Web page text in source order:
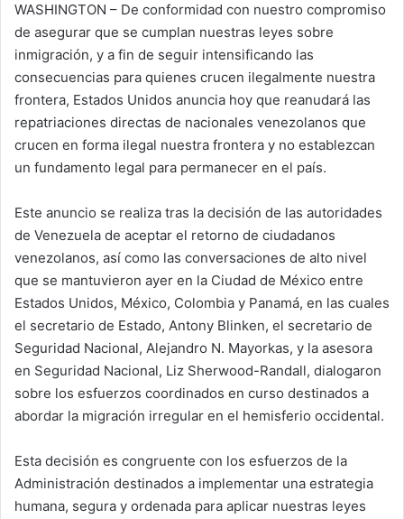
WASHINGTON – De conformidad con nuestro compromiso
de asegurar que se cumplan nuestras leyes sobre
inmigración, y a fin de seguir intensificando las
consecuencias para quienes crucen ilegalmente nuestra
frontera, Estados Unidos anuncia hoy que reanudará las
repatriaciones directas de nacionales venezolanos que
crucen en forma ilegal nuestra frontera y no establezcan
un fundamento legal para permanecer en el país.
Este anuncio se realiza tras la decisión de las autoridades
de Venezuela de aceptar el retorno de ciudadanos
venezolanos, así como las conversaciones de alto nivel
que se mantuvieron ayer en la Ciudad de México entre
Estados Unidos, México, Colombia y Panamá, en las cuales
el secretario de Estado, Antony Blinken, el secretario de
Seguridad Nacional, Alejandro N. Mayorkas, y la asesora
en Seguridad Nacional, Liz Sherwood-Randall, dialogaron
sobre los esfuerzos coordinados en curso destinados a
abordar la migración irregular en el hemisferio occidental.
Esta decisión es congruente con los esfuerzos de la
Administración destinados a implementar una estrategia
humana, segura y ordenada para aplicar nuestras leyes